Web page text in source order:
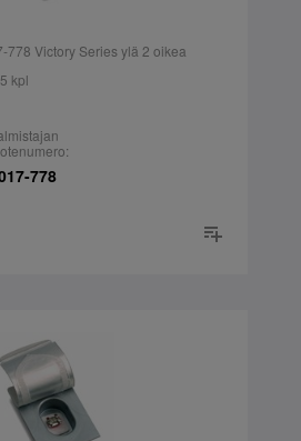
778 Victory Series ylä 2 oikea
kpl
778